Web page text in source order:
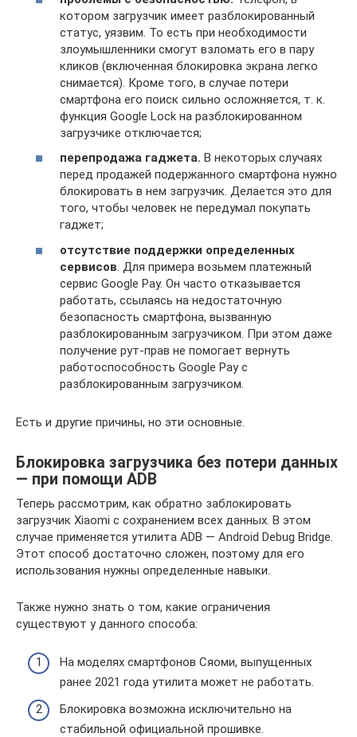
котором загрузчик имеет разблокированный
статус, уязвим. То есть при необходимости
злоумышленники смогут взломать его в пару
кликов (включенная блокировка экрана легко
снимается). Кроме того, в случае потери
смартфона его поиск сильно осложняется, т. к.
функция Google Lock на разблокированном
загрузчике отключается;
перепродажа гаджета. В некоторых случаях
перед продажей подержанного смартфона нужно
блокировать в нем загрузчик. Делается это для
того, чтобы человек не передумал покупать
гаджет;
отсутствие поддержки определенных
сервисов . Для примера возьмем платежный
сервис Google Pay. Он часто отказывается
работать, ссылаясь на недостаточную
безопасность смартфона, вызванную
разблокированным загрузчиком. При этом даже
получение рут-прав не помогает вернуть
работоспособность Google Pay с
разблокированным загрузчиком.
Есть и другие причины, но эти основные.
Блокировка загрузчика без потери данных
— при помощи ADB
Теперь рассмотрим, как обратно заблокировать
загрузчик Xiaomi с сохранением всех данных. В этом
случае применяется утилита ADB — Android Debug Bridge.
Этот способ достаточно сложен, поэтому для его
использования нужны определенные навыки.
Также нужно знать о том, какие ограничения
существуют у данного способа:
На моделях смартфонов Сяоми, выпущенных
ранее 2021 года утилита может не работать.
Блокировка возможна исключительно на
стабильной официальной прошивке.